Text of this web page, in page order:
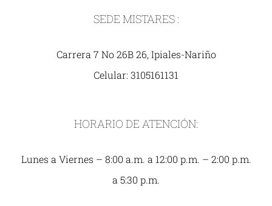
SEDE MISTARES :
Carrera 7 No 26B 26, Ipiales-Nariño
Celular: 3105161131
HORARIO DE ATENCIÓN:
Lunes a Viernes – 8:00 a.m. a 12:00 p.m. – 2:00 p.m.
a 5:30 p.m.